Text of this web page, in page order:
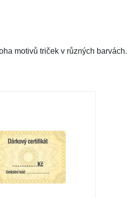
motivů triček v různých barvách.